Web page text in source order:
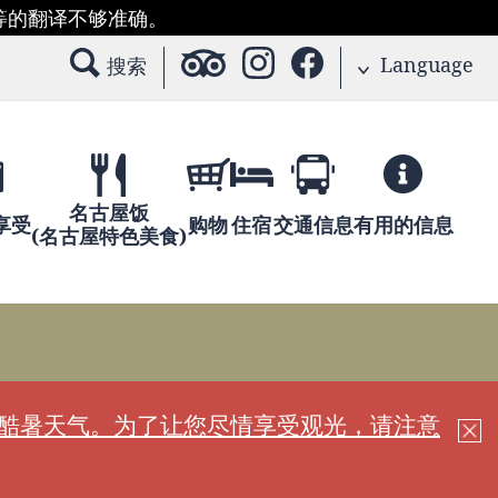
翻译不够准确。
搜索
Language
受
名古屋饭
(名古屋特色美食)购物住宿交通信息有用的信息
暑天气。为了让您尽情享受观光，请注意